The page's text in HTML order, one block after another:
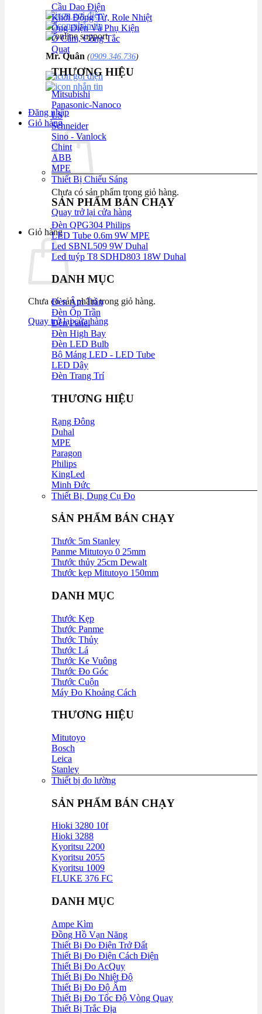
Mr. Quân (0909.346.736)
Đăng nhập
Giỏ hàng
Chưa có sản phẩm trong giỏ hàng.
Quay trở lại cửa hàng
Giỏ hàng
Chưa có sản phẩm trong giỏ hàng.
Quay trở lại cửa hàng
Cầu Dao Điện
Khởi Động Từ, Role Nhiệt
Ống Điện Và Phụ Kiện
Ổ Cắm, Công Tắc
Quạt
THƯƠNG HIỆU
Mitsubishi
Panasonic-Nanoco
LS
Schneider
Sino - Vanlock
Chint
ABB
MPE
Thiết Bị Chiếu Sáng
SẢN PHẨM BÁN CHẠY
Đèn QPG304 Philips
LED Tube 0.6m 9W MPE
Led SBNL509 9W Duhal
Led tuýp T8 SDHD803 18W Duhal
DANH MỤC
Đèn Âm Trần
Đèn Ốp Trần
Đèn Panel
Đèn High Bay
Đèn LED Bulb
Bộ Máng LED - LED Tube
LED Dây
Đèn Trang Trí
THƯƠNG HIỆU
Rạng Đông
Duhal
MPE
Paragon
Philips
KingLed
Minh Đức
Thiết Bị, Dụng Cụ Đo
SẢN PHẨM BÁN CHẠY
Thước 5m Stanley
Panme Mitutoyo 0 25mm
Thước thủy 25cm Dewalt
Thước kẹp Mitutoyo 150mm
DANH MỤC
Thước Kẹp
Thước Panme
Thước Thủy
Thước Lá
Thước Ke Vuông
Thước Đo Góc
Thước Cuộn
Máy Đo Khoảng Cách
THƯƠNG HIỆU
Mitutoyo
Bosch
Leica
Stanley
Thiết bị đo lường
SẢN PHẨM BÁN CHẠY
Hioki 3280 10f
Hioki 3288
Kyoritsu 2200
Kyoritsu 2055
Kyoritsu 1009
FLUKE 376 FC
DANH MỤC
Ampe Kìm
Đồng Hồ Vạn Năng
Thiết Bị Đo Điện Trở Đất
Thiết Bị Đo Điện Cách Điện
Thiết Bị Đo AcQuy
Thiết Bị Đo Nhiệt Độ
Thiết Bị Đo Độ Ẩm
Thiết Bị Đo Tốc Độ Vòng Quay
Thiết Bị Trắc Địa